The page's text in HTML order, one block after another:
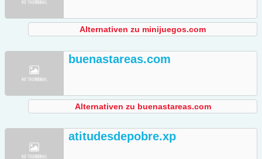
Alternativen zu minijuegos.com
buenastareas.com
Alternativen zu buenastareas.com
atitudesdepobre.xp